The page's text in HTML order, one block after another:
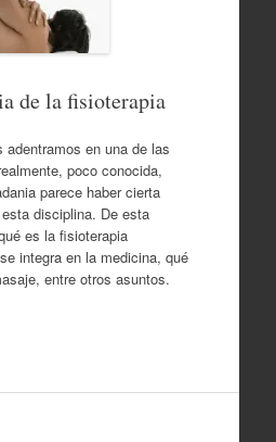
de la fisioterapia
adentramos en una de las
poco conocida,
parece haber cierta
disciplina. De esta
es la fisioterapia
integra en la medicina, qué
entre otros asuntos.